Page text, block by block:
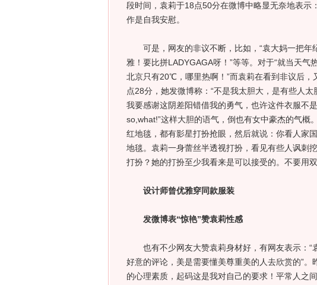
段时间，袁莉于18点50分在微博中略显无奈地表示
作是自我安慰。
可是，网友的非议不断，比如，“袁大妈一把年
雅！要比拼LADYGAGA呀！”等等。对于“就当天气
北京只有20℃，哪里热啊！”而袁莉在看到非议后
点28分，她发微博称：“不是我太胆大，是有些人
我要感谢这阴差阳错借我的勇气，也许这件衣服不
so,what!”这样大胆的语气，倒也有女中豪杰的气概
红地毯，都有影星打扮抢眼，然后就说：你看人家
地毯。袁莉一身蕾丝半透视打扮，看见有些人讽刺
打扮？她的打扮至少我看来是可以接受的。不要用
设计师曾优雅穿同款服装
发微博表“惊艳”赞袁莉性感
也有不少网友大赞袁莉身材好，有网友表示：“
好意的评论，美是需要懂美尊重美的人去欣赏的”
的心理素质，起码这是我对自己的要求！平常人之